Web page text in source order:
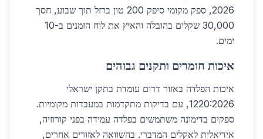
2026, ספק מקומי סיפק 200 טון ברזל תוך שבוע, חסך
30,000 שקלים בהובלה והאיץ את לוח הזמנים ב-10
ימים.
איכות חומרים ותקנים גבוהים
איכות הפלדה באזור דרום עומדת בתקן ישראלי
1220:2026, עם בדיקות מתקדמות במעבדות מקומיות.
ספקים בדימונה משתמשים בפלדה עמידה בפני קורוזיה,
אידיאלית לאקלים המדברי. בהשוואה לאזורים אחרים,